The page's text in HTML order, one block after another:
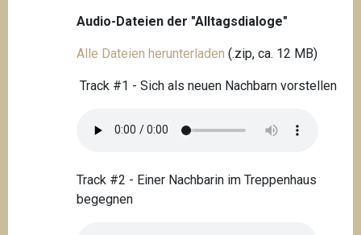
Audio-Dateien der "Alltagsdialoge"
Alle Dateien herunterladen (.zip, ca. 12 MB)
Track #1 - Sich als neuen Nachbarn vorstellen
Track #2 - Einer Nachbarin im Treppenhaus
begegnen